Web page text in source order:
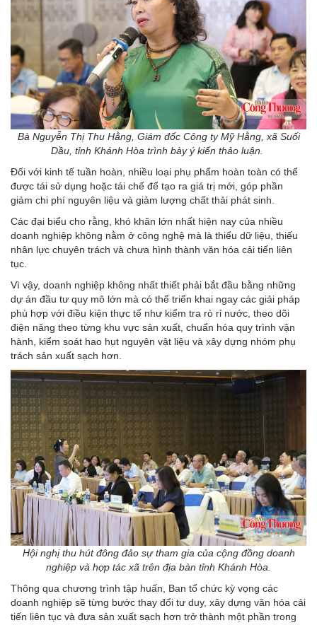
Bà Nguyễn Thị Thu Hằng, Giám đốc Công ty Mỹ Hằng, xã Suối
Dầu, tỉnh Khánh Hòa trình bày ý kiến thảo luận.
Đối với kinh tế tuần hoàn, nhiều loại phụ phẩm hoàn toàn có thể
được tái sử dụng hoặc tái chế để tạo ra giá trị mới, góp phần
giảm chi phí nguyên liệu và giảm lượng chất thải phát sinh.
Các đại biểu cho rằng, khó khăn lớn nhất hiện nay của nhiều
doanh nghiệp không nằm ở công nghệ mà là thiếu dữ liệu, thiếu
nhân lực chuyên trách và chưa hình thành văn hóa cải tiến liên
tục.
Vì vậy, doanh nghiệp không nhất thiết phải bắt đầu bằng những
dự án đầu tư quy mô lớn mà có thể triển khai ngay các giải pháp
phù hợp với điều kiện thực tế như kiểm tra rò rỉ nước, theo dõi
điện năng theo từng khu vực sản xuất, chuẩn hóa quy trình vận
hành, kiểm soát hao hụt nguyên vật liệu và xây dựng nhóm phụ
trách sản xuất sạch hơn.
Hội nghị thu hút đông đảo sự tham gia của cộng đồng doanh
nghiệp và hợp tác xã trên địa bàn tỉnh Khánh Hòa.
Thông qua chương trình tập huấn, Ban tổ chức kỳ vọng các
doanh nghiệp sẽ từng bước thay đổi tư duy, xây dựng văn hóa cải
tiến liên tục và đưa sản xuất sạch hơn trở thành một phần trong